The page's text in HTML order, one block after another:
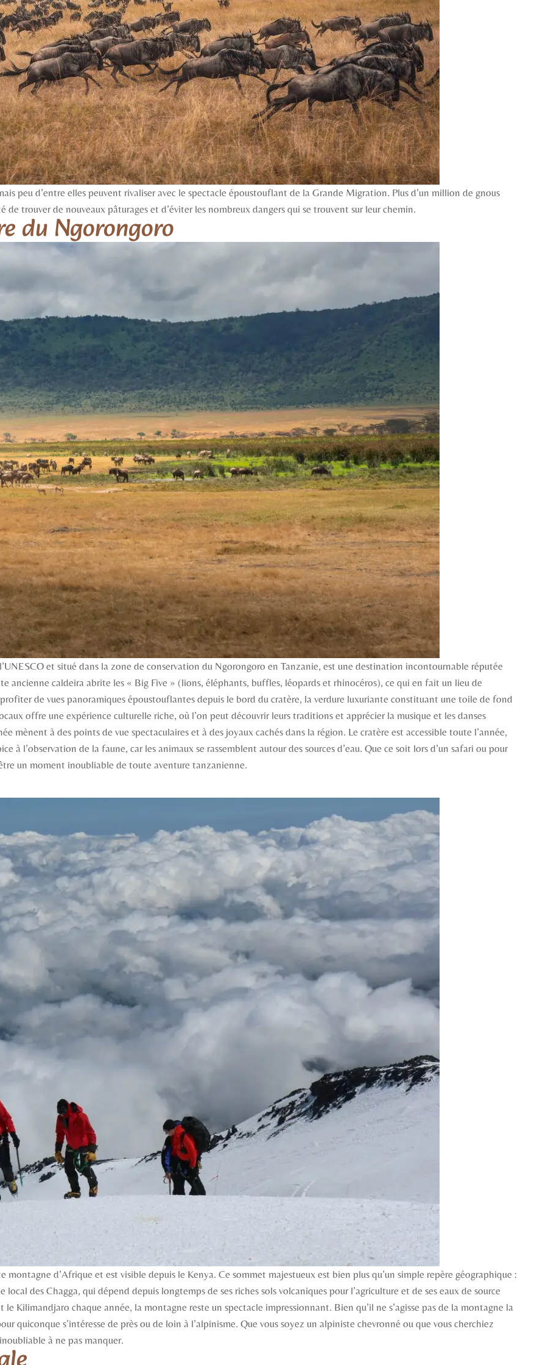
peu d’entre elles peuvent rivaliser avec le spectacle époustouflant de la Grande Migration. Plus d’un million de gnous
de trouver de nouveaux pâturages et d’éviter les nombreux dangers qui se trouvent sur leur chemin.
du Ngorongoro
et situé dans la zone de conservation du Ngorongoro en Tanzanie, est une destination incontournable réputée
ancienne caldeira abrite les « Big Five » (lions, éléphants, buffles, léopards et rhinocéros), ce qui en fait un lieu de
de vues panoramiques époustouflantes depuis le bord du cratère, la verdure luxuriante constituant une toile de fond
offre une expérience culturelle riche, où l’on peut découvrir leurs traditions et apprécier la musique et les danses
mènent à des points de vue spectaculaires et à des joyaux cachés dans la région. Le cratère est accessible toute l’année,
à l’observation de la faune, car les animaux se rassemblent autour des sources d’eau. Que ce soit lors d’un safari ou pour
un moment inoubliable de toute aventure tanzanienne.
d’Afrique et est visible depuis le Kenya. Ce sommet majestueux est bien plus qu’un simple repère géographique :
des Chagga, qui dépend depuis longtemps de ses riches sols volcaniques pour l’agriculture et de ses eaux de source
Kilimandjaro chaque année, la montagne reste un spectacle impressionnant. Bien qu’il ne s’agisse pas de la montagne la
quiconque s’intéresse de près ou de loin à l’alpinisme. Que vous soyez un alpiniste chevronné ou que vous cherchiez
à ne pas manquer.